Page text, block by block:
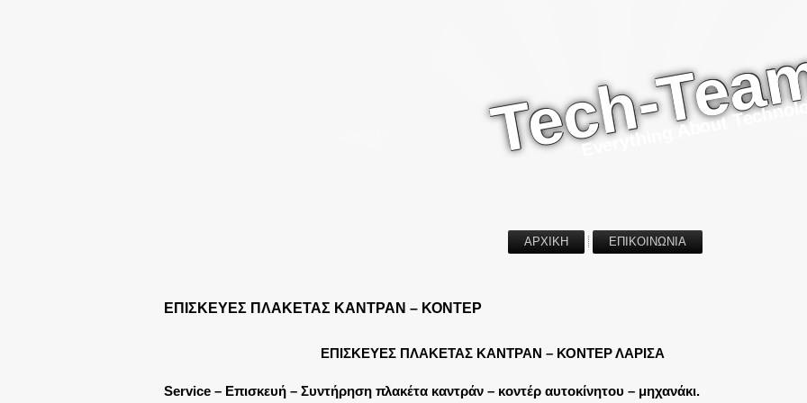
Tech-Everything About Technology
ΑΡΧΙΚΗ ΕΠΙΚΟΙΝΩΝΙΑ
ΕΠΙΣΚΕΥΕΣ ΠΛΑΚΕΤΑΣ ΚΑΝΤΡΑΝ – ΚΟΝΤΕΡ
ΕΠΙΣΚΕΥΕΣ ΠΛΑΚΕΤΑΣ ΚΑΝΤΡΑΝ – ΚΟΝΤΕΡ ΛΑΡΙΣΑ
Service – Επισκευή – Συντήρηση πλακέτα καντράν – κοντέρ αυτοκίνητου – μηχανάκι.